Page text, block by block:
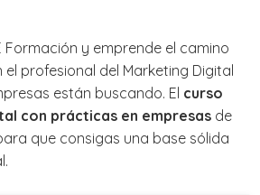
Formación y emprende el camino
profesional del Marketing Digital
están buscando. El curso
con prácticas en empresas de
que consigas una base sólida